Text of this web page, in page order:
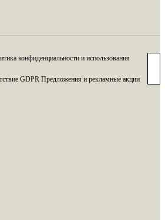
конфиденциальности и использования
GDPR Предложения и рекламные акции